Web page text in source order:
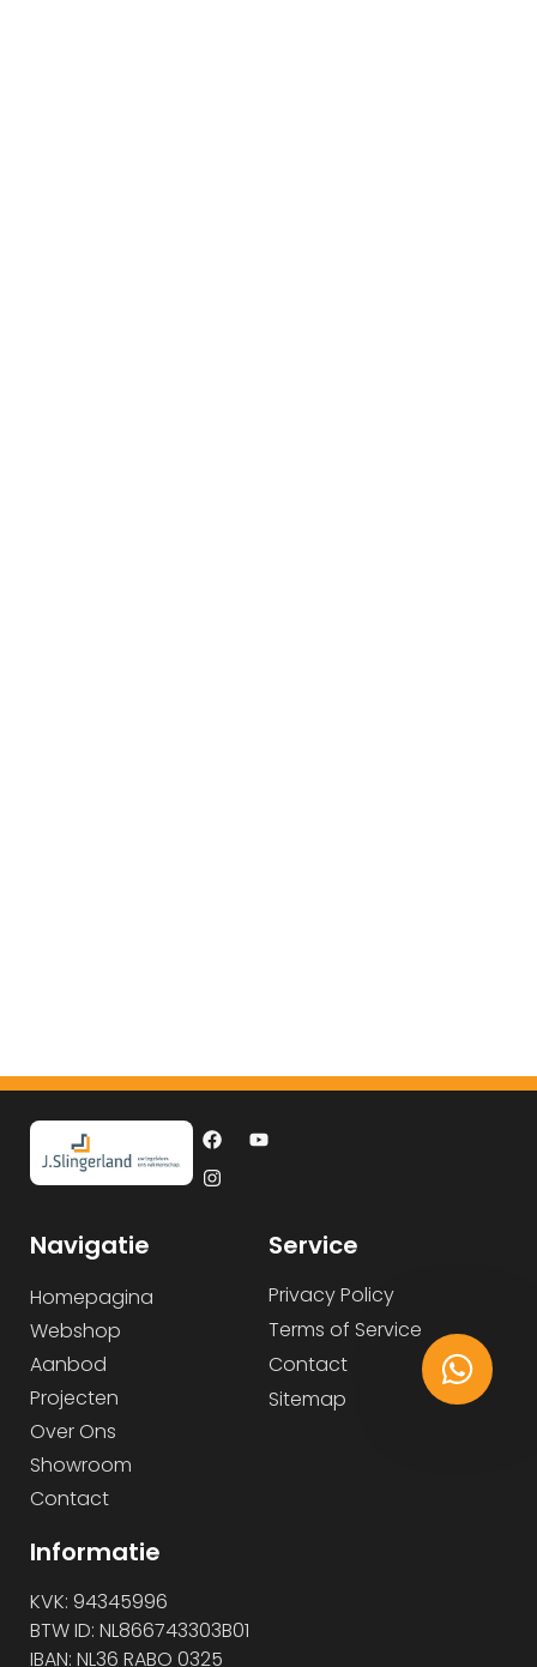
Navigatie
Homepagina
Webshop
Aanbod
Projecten
Over Ons
Showroom
Contact
Service
Privacy Policy
Terms of Service
Contact
Sitemap
Informatie
KVK: 94345996
BTW ID: NL866743303B01
IBAN: NL36 RABO 0325